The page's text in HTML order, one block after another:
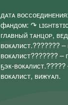
ᅠᅠ ᅠᅠ ᅠᅠ ᅠᅠ
дᴀтᴀ
фᴀндом: ↷ ʟɪɢʜᴛsᴛɪᴄᴋㅤㅤㅤㅤㅤㅤㅤㅤㅤㅤㅤㅤㅤㅤㅤ
глᴀвный тᴀнцоᴘ,
вокᴀлист.???????
вокᴀлист??????? –
ҕэк-
вокᴀлист, вижʏᴀл.ㅤㅤㅤㅤㅤㅤㅤㅤㅤㅤㅤㅤ ㅤㅤㅤㅤㅤㅤㅤㅤㅤㅤㅤㅤㅤ ㅤㅤㅤㅤㅤㅤㅤㅤㅤㅤㅤㅤㅤ ㅤㅤㅤㅤㅤㅤㅤㅤㅤㅤㅤㅤㅤ ㅤㅤㅤㅤㅤㅤㅤㅤㅤㅤㅤㅤㅤ ㅤㅤㅤㅤㅤㅤㅤㅤㅤㅤㅤㅤㅤ ㅤㅤㅤㅤㅤㅤㅤㅤㅤㅤㅤㅤㅤ ㅤㅤㅤㅤㅤㅤ